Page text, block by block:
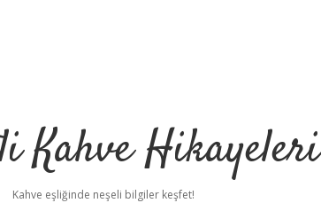
Kahve Hikayeleri
Kahve eşliğinde neşeli bilgiler keşfet!